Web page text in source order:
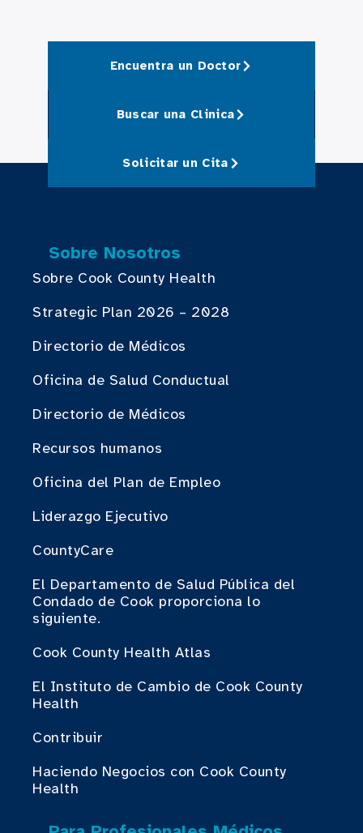
Encuentra un Doctor
Buscar una Clinica
Solicitar un Cita
Sobre Nosotros
Sobre Cook County Health
Strategic Plan 2026 – 2028
Directorio de Médicos
Oficina de Salud Conductual
Directorio de Médicos
Recursos humanos
Oficina del Plan de Empleo
Liderazgo Ejecutivo
CountyCare
El Departamento de Salud Pública del
Condado de Cook proporciona lo
siguiente.
Cook County Health Atlas
El Instituto de Cambio de Cook County
Health
Contribuir
Haciendo Negocios con Cook County
Health